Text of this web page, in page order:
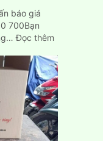
báo giá
700Bạn
Đọc thêm:
thuê
xe
tải
chở
hàng
giá
rẻ